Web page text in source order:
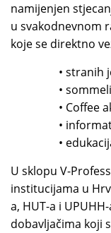
namijenjen
u svakodnevnom
koje se direktno
• stranih
•
• Coffee
•
• edukacija iz
U sklopu V-
institucijama u
a, HUT-a i
dobavljačima koji